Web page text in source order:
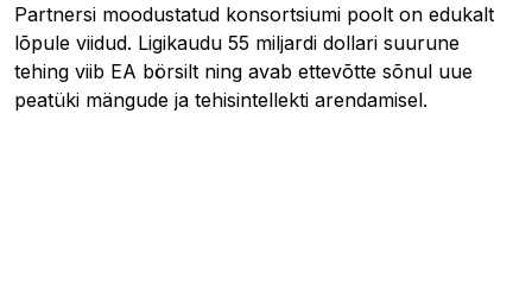
Partnersi moodustatud konsortsiumi poolt on edukalt
lõpule viidud. Ligikaudu 55 miljardi dollari suurune
tehing viib EA börsilt ning avab ettevõtte sõnul uue
peatüki mängude ja tehisintellekti arendamisel.